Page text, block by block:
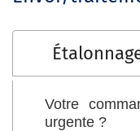
Votre
urgente ?